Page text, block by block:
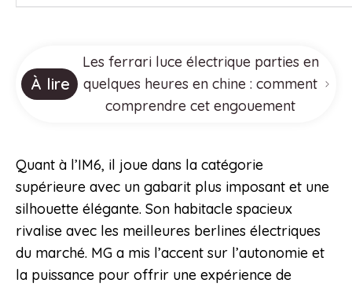
À lire
Les ferrari luce électrique parties en
quelques heures en chine : comment
comprendre cet engouement
Quant à l’IM6, il joue dans la catégorie
supérieure avec un gabarit plus imposant et une
silhouette élégante. Son habitacle spacieux
rivalise avec les meilleures berlines électriques
du marché. MG a mis l’accent sur l’autonomie et
la puissance pour offrir une expérience de